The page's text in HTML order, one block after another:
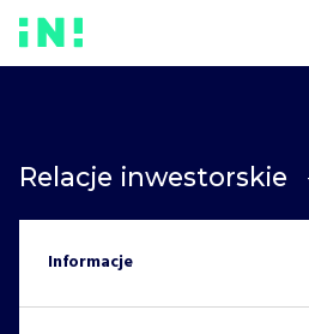
Relacje inwestorskie